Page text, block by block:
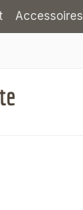
Accessoires